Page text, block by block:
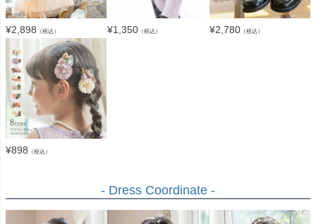
¥2,898 （税込） ¥1,350 （税込） ¥2,780（税込）
¥898 （税込）
- Dress Coordinate -